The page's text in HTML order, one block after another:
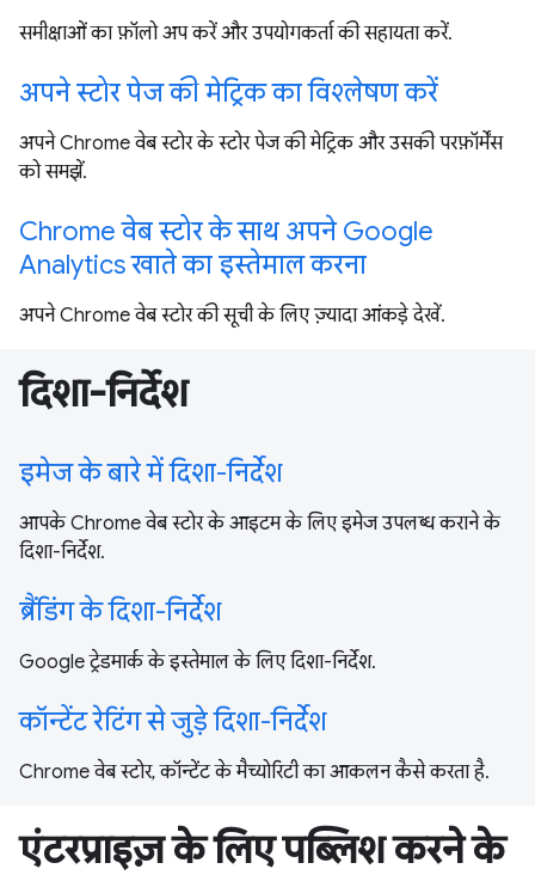
समीक्षाओं का फ़ॉलो अप करें और उपयोगकर्ता की सहायता करें.
अपने स्टोर पेज की मेट्रिक का विश्लेषण करें
अपने Chrome वेब स्टोर के स्टोर पेज की मेट्रिक और उसकी परफ़ॉर्मेंस
को समझें.
Chrome वेब स्टोर के साथ अपने Google
Analytics खाते का इस्तेमाल करना
अपने Chrome वेब स्टोर की सूची के लिए ज़्यादा आंकड़े देखें.
दिशा-निर्देश
इमेज के बारे में दिशा-निर्देश
आपके Chrome वेब स्टोर के आइटम के लिए इमेज उपलब्ध कराने के
दिशा-निर्देश.
ब्रैंडिंग के दिशा-निर्देश
Google ट्रेडमार्क के इस्तेमाल के लिए दिशा-निर्देश.
कॉन्टेंट रेटिंग से जुड़े दिशा-निर्देश
Chrome वेब स्टोर, कॉन्टेंट के मैच्योरिटी का आकलन कैसे करता है.
एंटरप्राइज़ के लिए पब्लिश करने के